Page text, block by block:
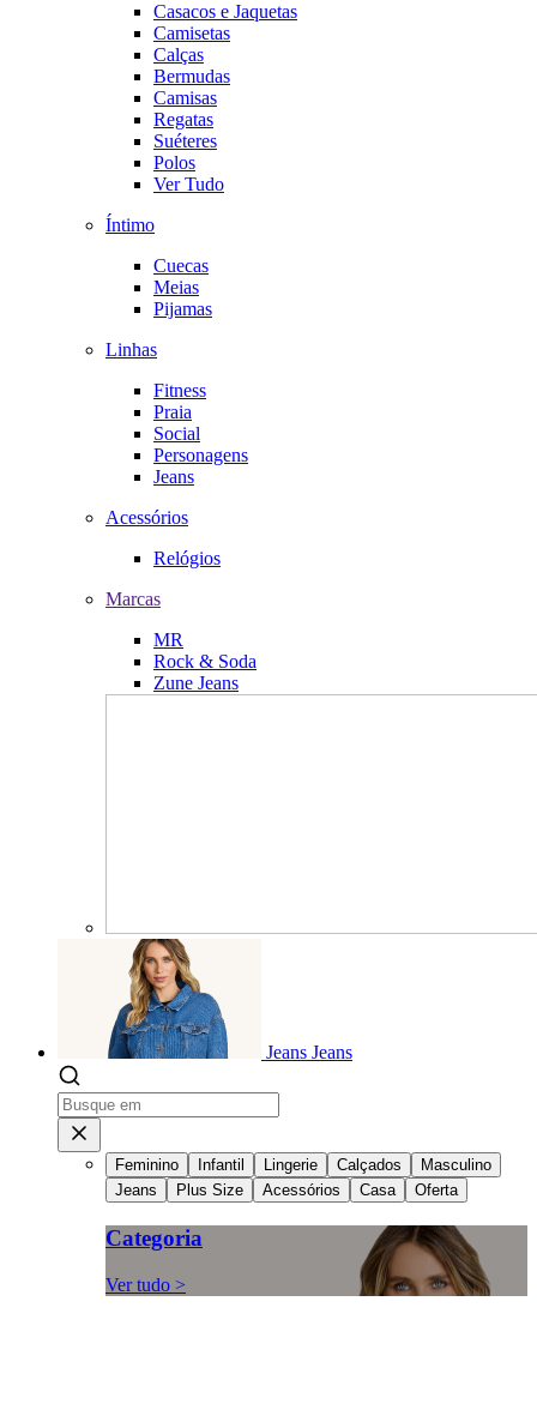
Casacos e Jaquetas
Camisetas
Calças
Bermudas
Camisas
Regatas
Suéteres
Polos
Ver Tudo
Íntimo
Cuecas
Meias
Pijamas
Linhas
Fitness
Praia
Social
Personagens
Jeans
Acessórios
Relógios
Marcas
MR
Rock & Soda
Zune Jeans
Jeans Jeans
Feminino Infantil Lingerie Calçados
Masculino
Jeans
Plus Size Acessórios Casa Oferta
Categoria
Ver tudo >